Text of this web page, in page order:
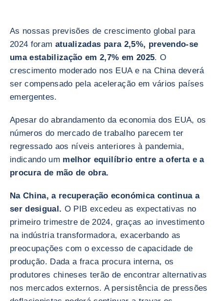
As nossas previsões de crescimento global para
2024 foram atualizadas para 2,5%, prevendo-se
uma estabilização em 2,7% em 2025. O
crescimento moderado nos EUA e na China deverá
ser compensado pela aceleração em vários países
emergentes.
Apesar do abrandamento da economia dos EUA, os
números do mercado de trabalho parecem ter
regressado aos níveis anteriores à pandemia,
indicando um melhor equilíbrio entre a oferta e a
procura de mão de obra.
Na China, a recuperação económica continua a
ser desigual. O PIB excedeu as expectativas no
primeiro trimestre de 2024, graças ao investimento
na indústria transformadora, exacerbando as
preocupações com o excesso de capacidade de
produção. Dada a fraca procura interna, os
produtores chineses terão de encontrar alternativas
nos mercados externos. A persistência de pressões